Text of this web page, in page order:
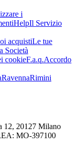
i
HelpIl Servizio
acquistiLe tue
Società
cookieF.a.q.Accordo
RavennaRimini
12, 20127 Milano
MO-397100